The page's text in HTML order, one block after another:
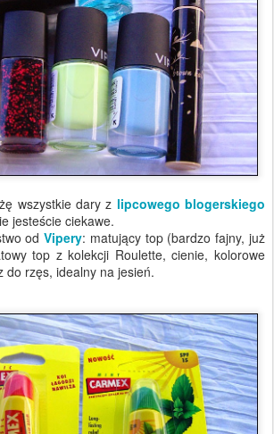
wszystkie dary z lipcowego blogerskiego
jesteście ciekawe.
odVipery: matujący top (bardzo fajny, już
top z kolekcji Roulette, cienie, kolorowe
do rzęs, idealny na jesień.